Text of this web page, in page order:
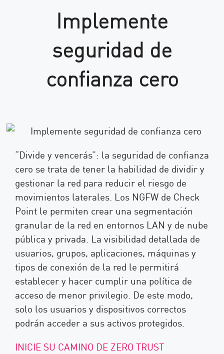
Implemente
seguridad de
confianza cero
“Divide y vencerás”: la seguridad de confianza
cero se trata de tener la habilidad de dividir y
gestionar la red para reducir el riesgo de
movimientos laterales. Los NGFW de Check
Point le permiten crear una segmentación
granular de la red en entornos LAN y de nube
pública y privada. La visibilidad detallada de
usuarios, grupos, aplicaciones, máquinas y
tipos de conexión de la red le permitirá
establecer y hacer cumplir una política de
acceso de menor privilegio. De este modo,
solo los usuarios y dispositivos correctos
podrán acceder a sus activos protegidos.
INICIE SU CAMINO DE ZERO TRUST